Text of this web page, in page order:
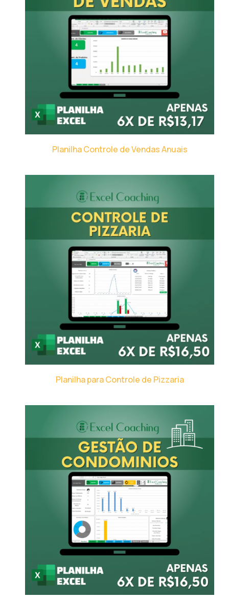
Planilha Controle de Vendas Anuais
Planilha para Controle de Pizzaria